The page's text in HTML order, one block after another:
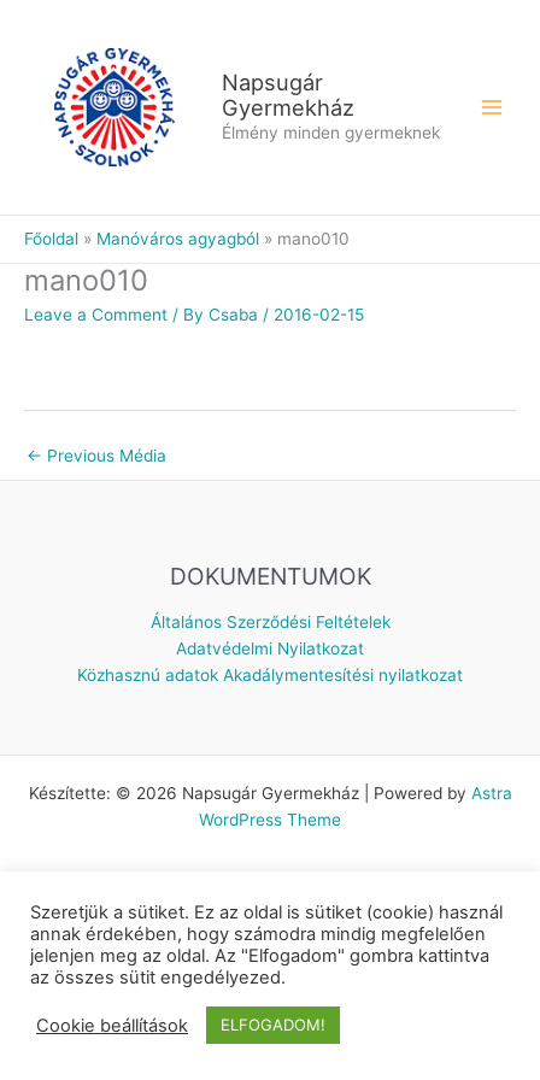
Napsugár
Gyermekház
Élmény minden gyermeknek
Főoldal Manóváros agyagból mano010
mano010
Leave a Comment / By Csaba / 2016-02-15
← Previous Média
DOKUMENTUMOK
Általános Szerződési Feltételek
Adatvédelmi Nyilatkozat
Közhasznú adatok Akadálymentesítési nyilatkozat
Készítette: © 2026 Napsugár Gyermekház | Powered by Astra
WordPress Theme
Szeretjük a sütiket. Ez az oldal is sütiket (cookie) használ
annak érdekében, hogy számodra mindig megfelelően
jelenjen meg az oldal. Az "Elfogadom" gombra kattintva
az összes sütit engedélyezed.
Cookie beállítások ELFOGADOM!